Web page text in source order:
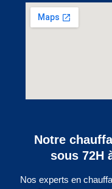
Notre
sous 72H
Nos experts en